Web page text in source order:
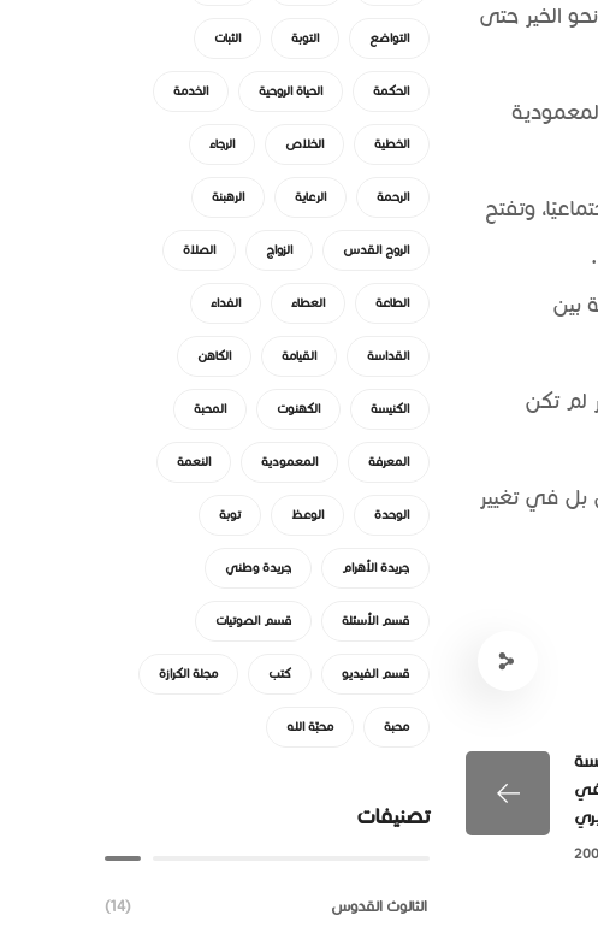
الخير حتى
وتفتح
بين
لم تكن
بل في تغيير
في
التواضع التوبة الثبات
الحكمة الحياة الروحية الخدمة
الخطية الخلاص الرجاء
الرحمة الرعاية الرهبنة
الروح القدس الزواج الصلاة
الطاعة العطاء الفداء
القداسة القيامة الكاهن
الكنيسة الكهنوت المحبة
المعرفة المعمودية النعمة
الوحدة الوعظ توبة
جريدة الأهرام جريدة وطني
قسم الأسئلة قسم الصوتيات
قسم الفيديو كتب مجلة الكرازة
محبة محبّة الله
تصنيفات
الثالوث القدوس (14)